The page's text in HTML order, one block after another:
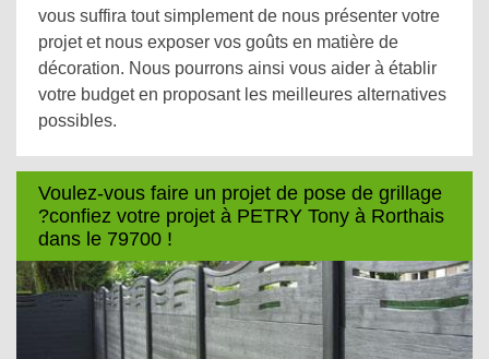
vous suffira tout simplement de nous présenter votre
projet et nous exposer vos goûts en matière de
décoration. Nous pourrons ainsi vous aider à établir
votre budget en proposant les meilleures alternatives
possibles.
Voulez-vous faire un projet de pose de grillage
?confiez votre projet à PETRY Tony à Rorthais
dans le 79700 !